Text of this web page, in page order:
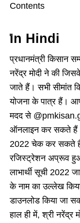
Contents
In Hindi
प्रधानमंत्री किसान
नरेंद्र मोदी ने की
जाते हैं। सभी सीमांत
योजना के पात्र हैं।
मदद से
ऑनलाइन कर सकते
2022 चेक कर सकते
रजिस्ट्रेशन अप्रूव
लाभार्थी सूची 2022
के नाम का उल्लेख
डाउनलोड किया जा
हाल ही में, श्री नरेंद्र